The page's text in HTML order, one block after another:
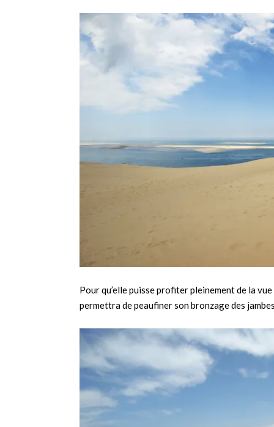
Pour qu’elle puisse profiter pleinement de la
permettra de peaufiner son bronzage des